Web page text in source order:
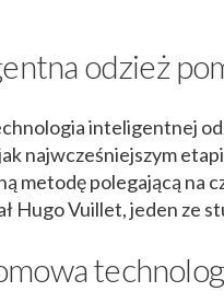
odzież
inteligentnej
najwcześniejszym
metodę polegającą na
Hugo Vuillet, jeden ze